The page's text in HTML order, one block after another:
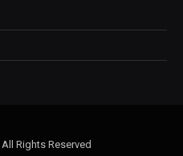
Rights Reserved